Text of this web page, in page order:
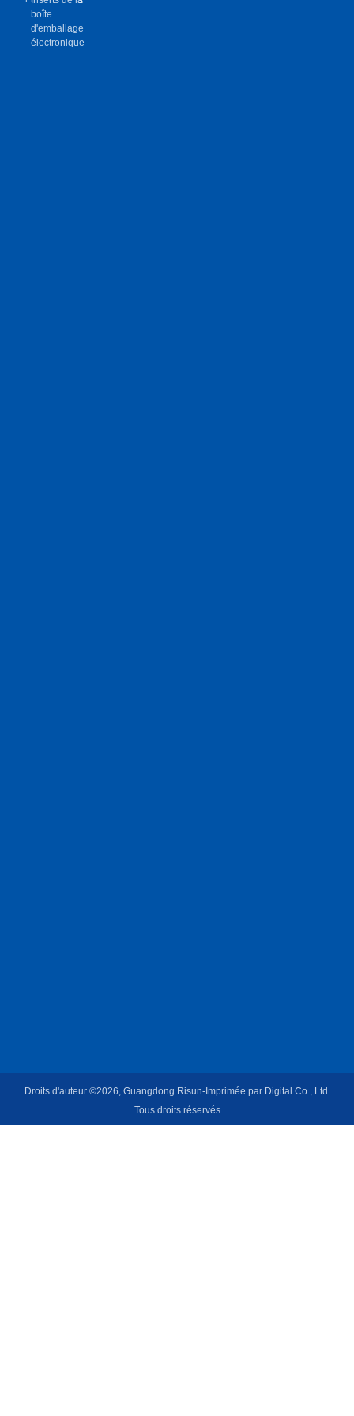
boîte
d'emballage
électronique
Droits d'auteur ©2026, Guangdong Risun-Imprimée par Digital Co., Ltd.
Tous droits réservés